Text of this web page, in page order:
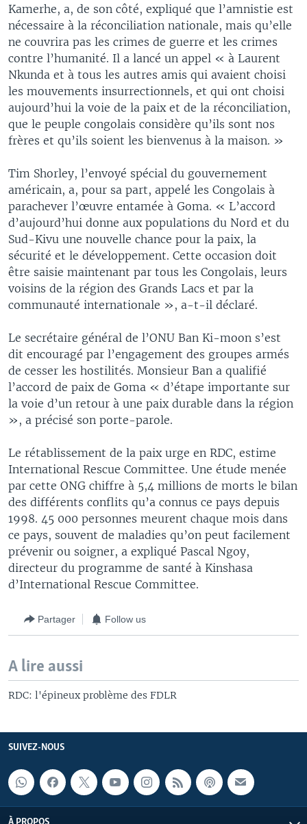
Kamerhe, a, de son côté, expliqué que l’amnistie est
nécessaire à la réconciliation nationale, mais qu’elle
ne couvrira pas les crimes de guerre et les crimes
contre l’humanité. Il a lancé un appel « à Laurent
Nkunda et à tous les autres amis qui avaient choisi
les mouvements insurrectionnels, et qui ont choisi
aujourd’hui la voie de la paix et de la réconciliation,
que le peuple congolais considère qu’ils sont nos
frères et qu’ils soient les bienvenus à la maison. »
Tim Shorley, l’envoyé spécial du gouvernement
américain, a, pour sa part, appelé les Congolais à
parachever l’œuvre entamée à Goma. « L’accord
d’aujourd’hui donne aux populations du Nord et du
Sud-Kivu une nouvelle chance pour la paix, la
sécurité et le développement. Cette occasion doit
être saisie maintenant par tous les Congolais, leurs
voisins de la région des Grands Lacs et par la
communauté internationale », a-t-il déclaré.
Le secrétaire général de l’ONU Ban Ki-moon s’est
dit encouragé par l’engagement des groupes armés
de cesser les hostilités. Monsieur Ban a qualifié
l’accord de paix de Goma « d’étape importante sur
la voie d’un retour à une paix durable dans la région
», a précisé son porte-parole.
Le rétablissement de la paix urge en RDC, estime
International Rescue Committee. Une étude menée
par cette ONG chiffre à 5,4 millions de morts le bilan
des différents conflits qu’a connus ce pays depuis
1998. 45 000 personnes meurent chaque mois dans
ce pays, souvent de maladies qu’on peut facilement
prévenir ou soigner, a expliqué Pascal Ngoy,
directeur du programme de santé à Kinshasa
d’International Rescue Committee.
Partager Follow us
A lire aussi
RDC: l'épineux problème des FDLR
SUIVEZ-NOUS